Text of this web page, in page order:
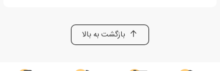
بازگشت به بالا